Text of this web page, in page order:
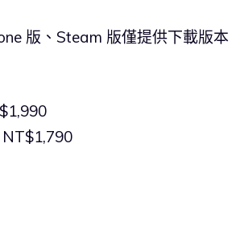
版、Steam 版僅提供下載版本